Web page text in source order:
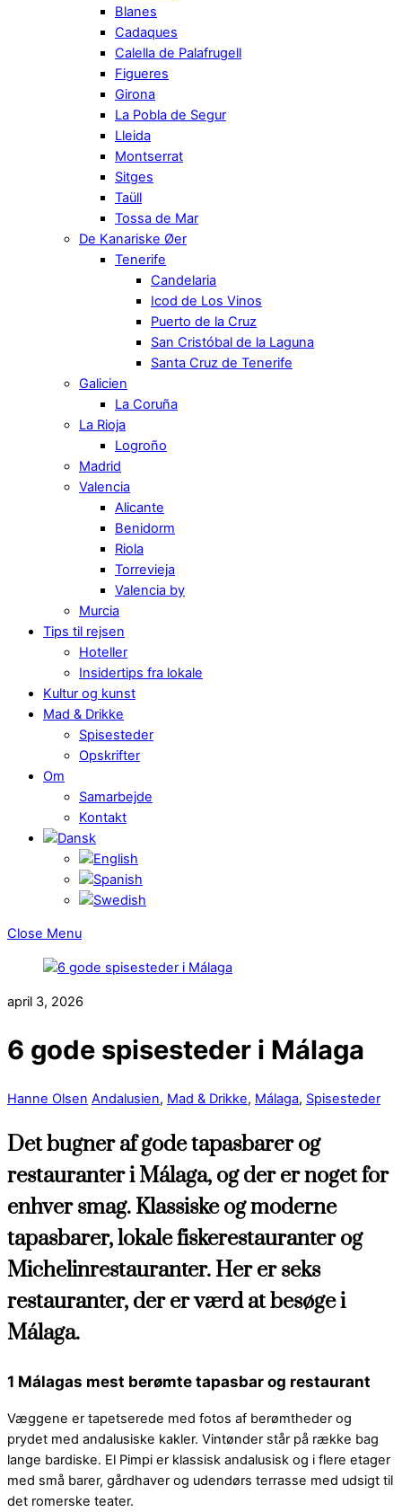
Blanes
Cadaques
Calella de Palafrugell
Figueres
Girona
La Pobla de Segur
Lleida
Montserrat
Sitges
Taüll
Tossa de Mar
De Kanariske Øer
Tenerife
Candelaria
Icod de Los Vinos
Puerto de la Cruz
San Cristóbal de la Laguna
Santa Cruz de Tenerife
Galicien
La Coruña
La Rioja
Logroño
Madrid
Valencia
Alicante
Benidorm
Riola
Torrevieja
Valencia by
Murcia
Tips til rejsen
Hoteller
Insidertips fra lokale
Kultur og kunst
Mad & Drikke
Spisesteder
Opskrifter
Om
Samarbejde
Kontakt
Close Menu
april 3, 2026
6 gode spisesteder i Málaga
Hanne Olsen Andalusien, Mad & Drikke, Málaga, Spisesteder
Det bugner af gode tapasbarer og
restauranter i Málaga, og der er noget for
enhver smag. Klassiske og moderne
tapasbarer, lokale fiskerestauranter og
Michelinrestauranter. Her er seks
restauranter, der er værd at besøge i
Málaga.
1 Málagas mest berømte tapasbar og restaurant
Væggene er tapetserede med fotos af berømtheder og
prydet med andalusiske kakler. Vintønder står på række bag
lange bardiske. El Pimpi er klassisk andalusisk og i flere etager
med små barer, gårdhaver og udendørs terrasse med udsigt til
det romerske teater.